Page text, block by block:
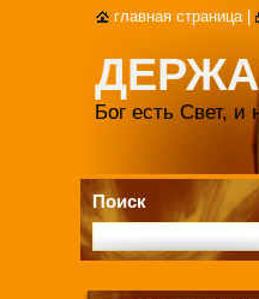
Бог есть Свет, и
Поиск
главная страница